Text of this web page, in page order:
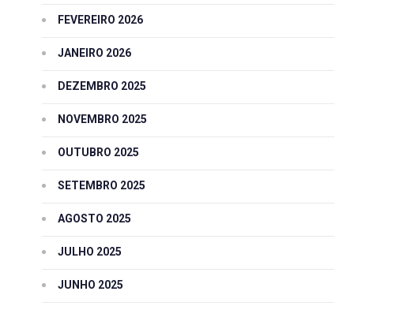
FEVEREIRO 2026
JANEIRO 2026
DEZEMBRO 2025
NOVEMBRO 2025
OUTUBRO 2025
SETEMBRO 2025
AGOSTO 2025
JULHO 2025
JUNHO 2025